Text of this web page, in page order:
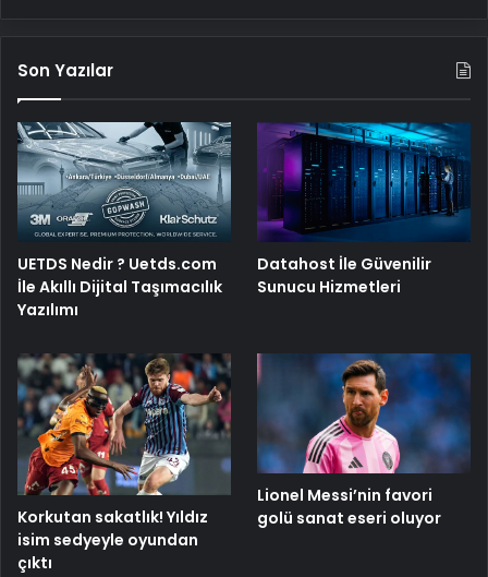
Son Yazılar
UETDS Nedir ? Uetds.com
İle Akıllı Dijital Taşımacılık
Yazılımı
Datahost İle Güvenilir
Sunucu Hizmetleri
Korkutan sakatlık! Yıldız
isim sedyeyle oyundan
çıktı
Lionel Messi’nin favori
golü sanat eseri oluyor